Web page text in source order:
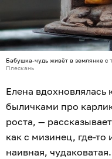
Бабушка-чудь живёт в землянке с
Плескань
Елена
быличками про
роста, —
как с мизинец, где-
наивная, чудаковатая.